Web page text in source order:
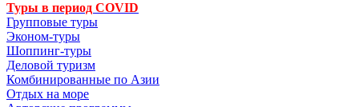
Туры в период COVID
Групповые туры
Эконом-туры
Шоппинг-туры
Деловой туризм
Комбинированные по Азии
Отдых на море